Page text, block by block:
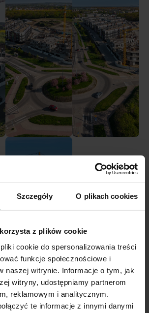
Szczegóły O plikach cookies
z plików cookie
cookie do spersonalizowania treści
funkcje społecznościowe i
naszej witrynie. Informacje o tym, jak
witryny, udostępniamy partnerom
reklamowym i analitycznym.
te informacje z innymi danymi